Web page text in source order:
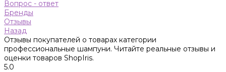
Вопрос - ответ
Бренды
Отзывы
Назад
Отзывы покупателей о товарах категории
профессиональные шампуни. Читайте реальные отзывы и
оценки товаров ShopIris.
5.0